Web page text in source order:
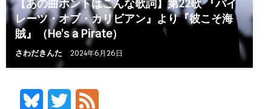
【あの曲ホントはこんな歌詞】第22歌 『パイ
レーツ・オブ・カリビアン』より『彼こそ海
賊』（He’s a Pirate）
さわだきんた 2024年6月26日
Bluesky Twitter